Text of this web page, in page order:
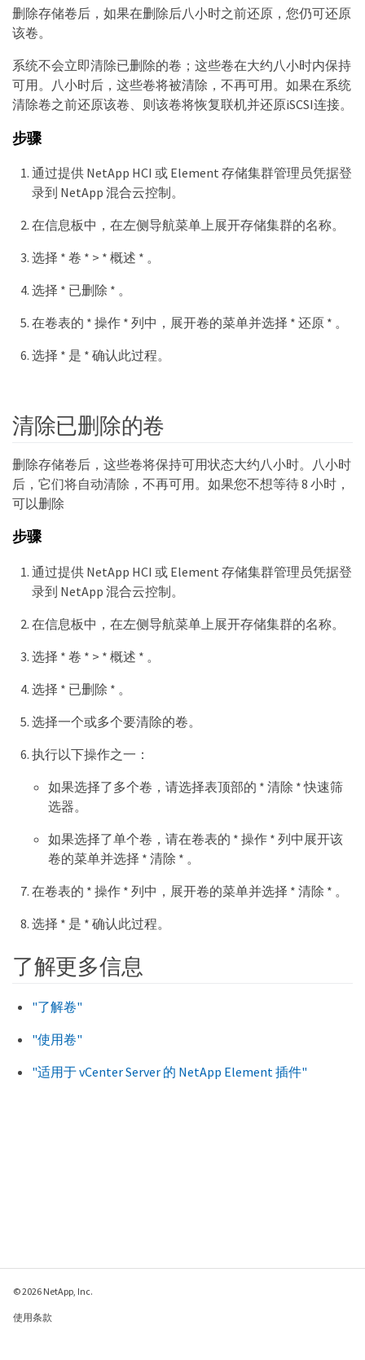
删除存储卷后，如果在删除后八小时之前还原，您仍可还原
该卷。
系统不会立即清除已删除的卷；这些卷在大约八小时内保持
可用。八小时后，这些卷将被清除，不再可用。如果在系统
清除卷之前还原该卷、则该卷将恢复联机并还原iSCSI连接。
步骤
通过提供 NetApp HCI 或 Element 存储集群管理员凭据登
录到 NetApp 混合云控制。
在信息板中，在左侧导航菜单上展开存储集群的名称。
选择 * 卷 * > * 概述 * 。
选择 * 已删除 * 。
在卷表的 * 操作 * 列中，展开卷的菜单并选择 * 还原 * 。
选择 * 是 * 确认此过程。
清除已删除的卷
删除存储卷后，这些卷将保持可用状态大约八小时。八小时
后，它们将自动清除，不再可用。如果您不想等待 8 小时，
可以删除
步骤
通过提供 NetApp HCI 或 Element 存储集群管理员凭据登
录到 NetApp 混合云控制。
在信息板中，在左侧导航菜单上展开存储集群的名称。
选择 * 卷 * > * 概述 * 。
选择 * 已删除 * 。
选择一个或多个要清除的卷。
执行以下操作之一：
如果选择了多个卷，请选择表顶部的 * 清除 * 快速筛
选器。
如果选择了单个卷，请在卷表的 * 操作 * 列中展开该
卷的菜单并选择 * 清除 * 。
在卷表的 * 操作 * 列中，展开卷的菜单并选择 * 清除 * 。
选择 * 是 * 确认此过程。
了解更多信息
"了解卷"
"使用卷"
"适用于 vCenter Server 的 NetApp Element 插件"
© 2026 NetApp, Inc.
使用条款